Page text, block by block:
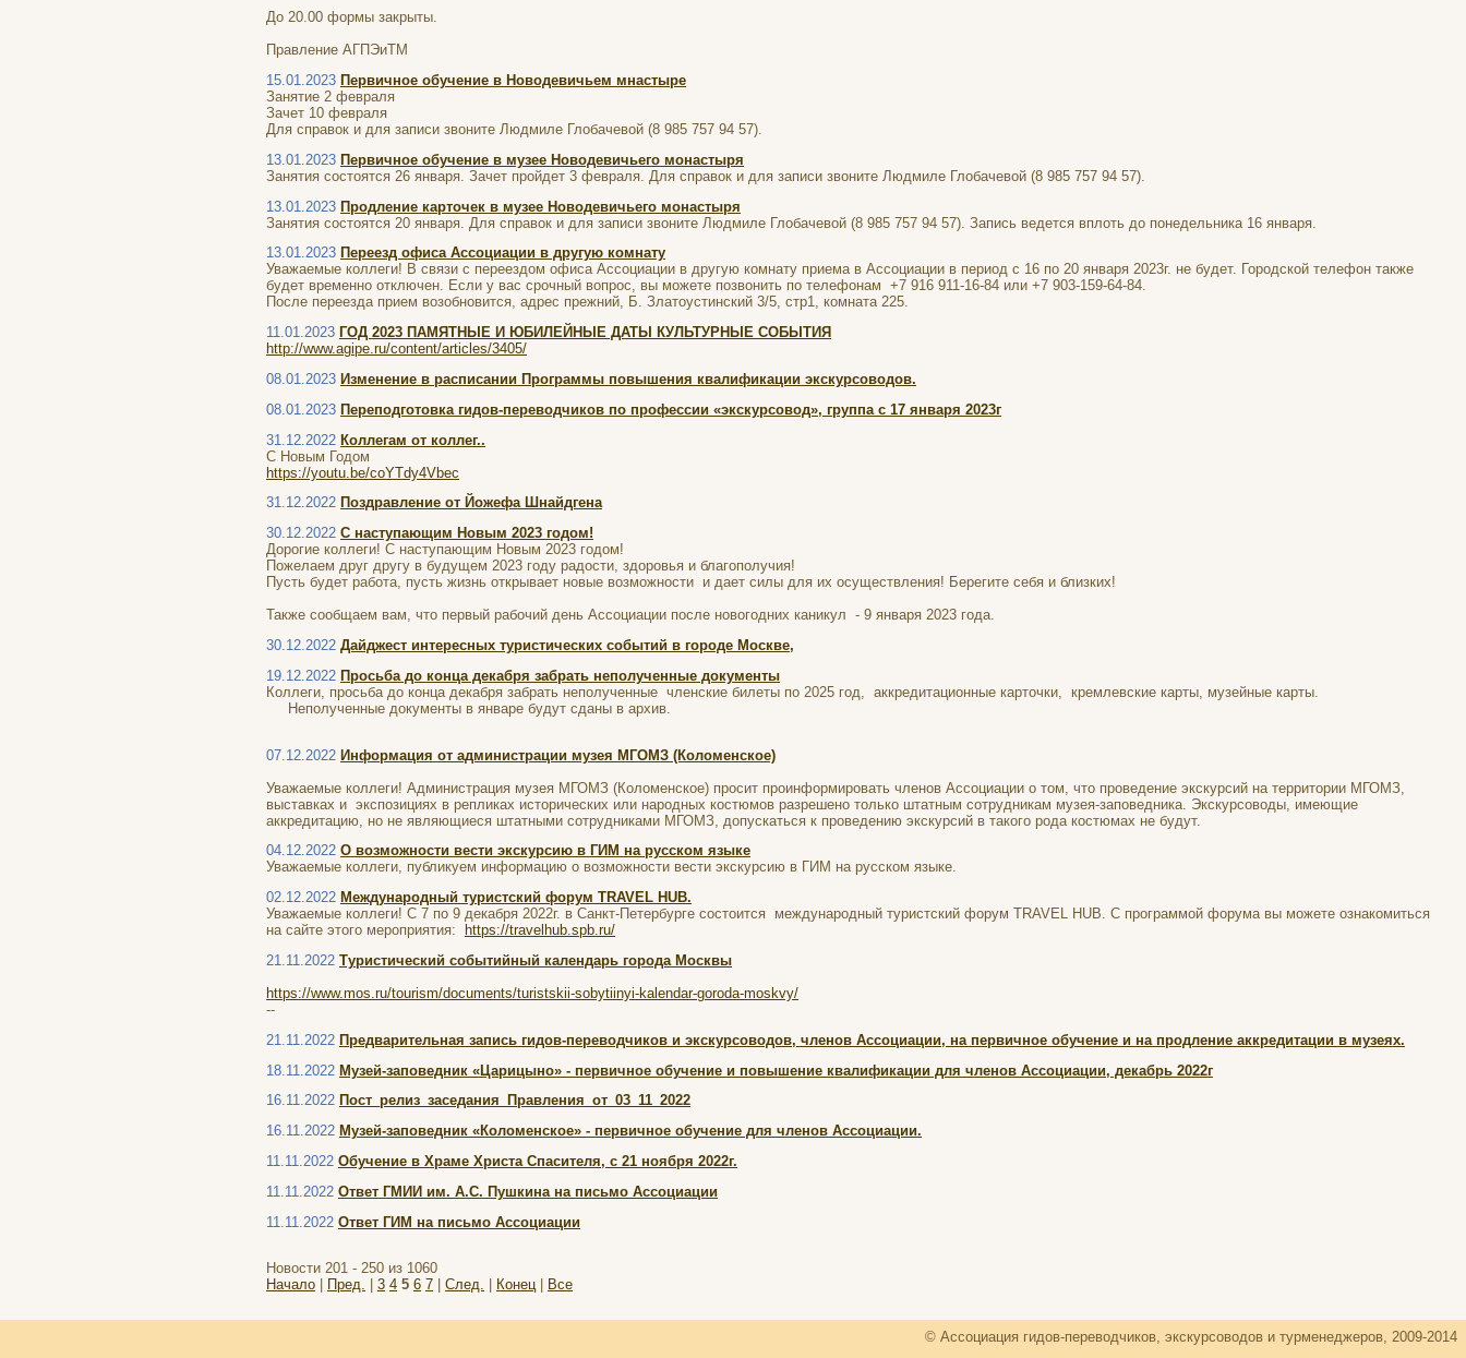
До 20.00 формы закрыты.
Правление АГПЭиТМ
15.01.2023 Первичное обучение в Новодевичьем мнастыре
Занятие 2 февраля
Зачет 10 февраля
Для справок и для записи звоните Людмиле Глобачевой (8 985 757 94 57).
13.01.2023 Первичное обучение в музее Новодевичьего монастыря
Занятия состоятся 26 января. Зачет пройдет 3 февраля. Для справок и для записи звоните Людмиле Глобачевой (8 985 757 94 57).
13.01.2023 Продление карточек в музее Новодевичьего монастыря
Занятия состоятся 20 января. Для справок и для записи звоните Людмиле Глобачевой (8 985 757 94 57). Запись ведется вплоть до понедельника 16 января.
13.01.2023 Переезд офиса Ассоциации в другую комнату
Уважаемые коллеги! В связи с переездом офиса Ассоциации в другую комнату приема в Ассоциации в период с 16 по 20 января 2023г. не будет. Городской телефон также
будет временно отключен. Если у вас срочный вопрос, вы можете позвонить по телефонам +7 916 911-16-84 или +7 903-159-64-84.
После переезда прием возобновится, адрес прежний, Б. Златоустинский 3/5, стр1, комната 225.
11.01.2023 ГОД 2023 ПАМЯТНЫЕ И ЮБИЛЕЙНЫЕ ДАТЫ КУЛЬТУРНЫЕ СОБЫТИЯ
http://www.agipe.ru/content/articles/3405/
08.01.2023 Изменение в расписании Программы повышения квалификации экскурсоводов.
08.01.2023 Переподготовка гидов-переводчиков по профессии «экскурсовод», группа с 17 января 2023г
31.12.2022 Коллегам от коллег..
С Новым Годом
https://youtu.be/coYTdy4Vbec
31.12.2022 Поздравление от Йожефа Шнайдгена
30.12.2022 С наступающим Новым 2023 годом!
Дорогие коллеги! ​С наступающим Новым 2023 годом!
Пожелаем друг другу в будущем 2023 году радости, здоровья и благополучия!
Пусть будет работа, пусть жизнь открывает новые возможности и дает силы для их осуществления! Берегите себя и близких!
Также сообщаем вам, что первый рабочий день Ассоциации после новогодних каникул - 9 января 2023 года.
30.12.2022 Дайджест интересных туристических событий в городе Москве,
19.12.2022 Просьба до конца декабря забрать неполученные документы
Коллеги, просьба до конца декабря забрать неполученные членские билеты по 2025 год, аккредитационные карточки, кремлевские карты, музейные карты.
Неполученные документы в январе будут сданы в архив.
07.12.2022 Информация от администрации музея МГОМЗ (Коломенское)
Уважаемые коллеги! Администрация музея МГОМЗ (Коломенское) просит проинформировать членов Ассоциации о том, что проведение экскурсий на территории МГОМЗ,
выставках и экспозициях в репликах исторических или народных костюмов​ разрешено только штатным сотрудникам музея-заповедника. Экскурсоводы, имеющие​
аккредитацию, но не являющиеся штатными сотрудниками МГОМЗ, допускаться к проведению экскурсий в такого рода костюмах не будут.
04.12.2022 О возможности вести экскурсию в ГИМ на русском языке
Уважаемые коллеги, публикуем информацию о возможности вести экскурсию в ГИМ на русском языке.
02.12.2022 Международный туристский форум TRAVEL HUB.
Уважаемые коллеги! С 7 по 9 декабря 2022г. в Санкт-Петербурге состоится международный туристский форум TRAVEL HUB. С программой форума вы можете ознакомиться
на сайте этого мероприятия:
https://travelhub.spb.ru/
21.11.2022 Туристический событийный календарь города Москвы
https://www.mos.ru/tourism/documents/turistskii-sobytiinyi-kalendar-goroda-moskvy/
--
21.11.2022 Предварительная запись гидов-переводчиков и экскурсоводов, членов Ассоциации, на первичное обучение и на продление аккредитации в музеях.
18.11.2022 Музей-заповедник «Царицыно» - первичное обучение и повышение квалификации для членов Ассоциации, декабрь 2022г
16.11.2022 Пост_релиз_заседания_Правления_от_03_11_2022
16.11.2022 Музей-заповедник «Коломенское» - первичное обучение для членов Ассоциации.
11.11.2022 Обучение в Храме Христа Спасителя, с 21 ноября 2022г.
11.11.2022 Ответ ГМИИ им. А.С. Пушкина на письмо Ассоциации
11.11.2022 Ответ ГИМ на письмо Ассоциации
Новости 201 - 250 из 1060
Начало
Пред. 3 4 5 6 7 След. Конец Все
© Ассоциация гидов-переводчиков, экскурсоводов и турменеджеров, 2009-2014